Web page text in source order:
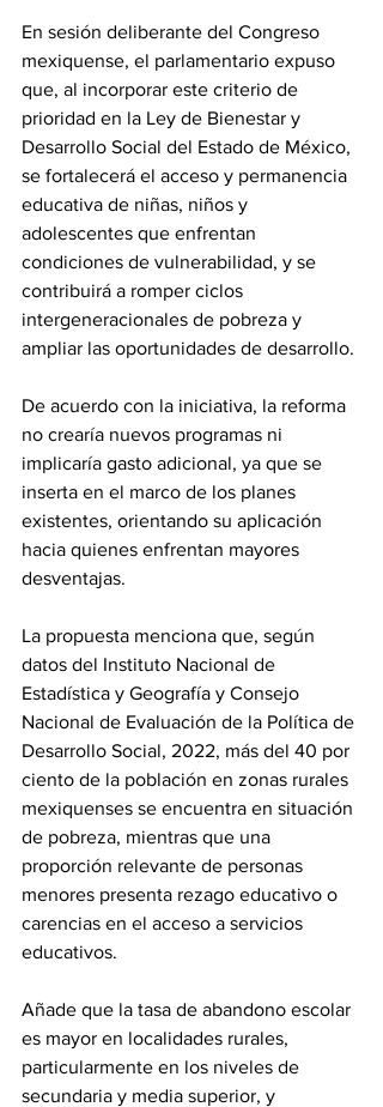
En sesión deliberante del Congreso
mexiquense, el parlamentario expuso
que, al incorporar este criterio de
prioridad en la Ley de Bienestar y
Desarrollo Social del Estado de México,
se fortalecerá el acceso y permanencia
educativa de niñas, niños y
adolescentes que enfrentan
condiciones de vulnerabilidad, y se
contribuirá a romper ciclos
intergeneracionales de pobreza y
ampliar las oportunidades de desarrollo.
De acuerdo con la iniciativa, la reforma
no crearía nuevos programas ni
implicaría gasto adicional, ya que se
inserta en el marco de los planes
existentes, orientando su aplicación
hacia quienes enfrentan mayores
desventajas.
La propuesta menciona que, según
datos del Instituto Nacional de
Estadística y Geografía y Consejo
Nacional de Evaluación de la Política de
Desarrollo Social, 2022, más del 40 por
ciento de la población en zonas rurales
mexiquenses se encuentra en situación
de pobreza, mientras que una
proporción relevante de personas
menores presenta rezago educativo o
carencias en el acceso a servicios
educativos.
Añade que la tasa de abandono escolar
es mayor en localidades rurales,
particularmente en los niveles de
secundaria y media superior, y